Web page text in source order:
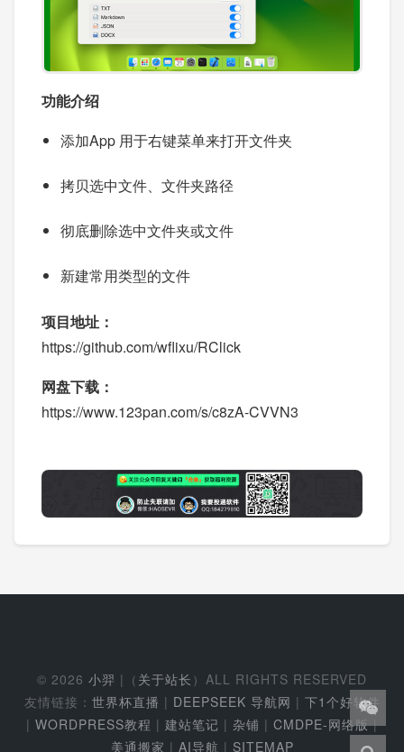
功能介绍
添加App 用于右键菜单来打开文件夹
拷贝选中文件、文件夹路径
彻底删除选中文件夹或文件
新建常用类型的文件
项目地址：
https://github.com/wflixu/RClick
网盘下载：
https://www.123pan.com/s/c8zA-CVVN3
© 2026 小羿 |（ 关于站长 ）ALL RIGHTS RESERVED
友情链接： 世界杯直播 | DEEPSEEK 导航网 | 下1个好软件
| WORDPRESS教程 | 建站笔记 | 杂铺 | CMDPE-网络版|
美通搬家 | AI导航 | SITEMAP